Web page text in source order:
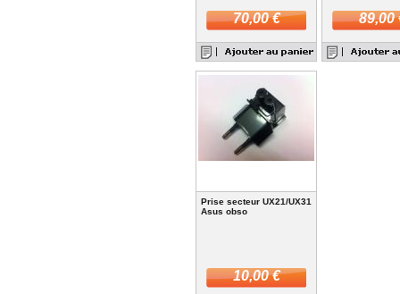
70,00 € 89,00
Prise secteur UX21/UX31
Asus obso
10,00 €